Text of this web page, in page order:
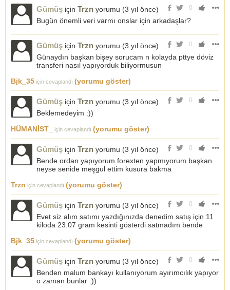
0
Gümüş için Trzn yorumu (3 yıl önce)
Bugün önemli veri varmı onslar için arkadaşlar?
0
Gümüş için Trzn yorumu (3 yıl önce)
Günaydın başkan bişey sorucam n kolayda pttye döviz
transferi nasıl yapıyorduk biliyormusun
Bjk_35 için cevaplandı (yorumu göster)
0
Gümüş için Trzn yorumu (3 yıl önce)
Beklemedeyim :))
HÜMANİST_
için cevaplandı (yorumu göster)
0
Gümüş için Trzn yorumu (3 yıl önce)
Bende ordan yapıyorum forexten yapmıyorum başkan
neyse senide meşgul ettim kusura bakma
Trzn için cevaplandı (yorumu göster)
0
Gümüş için Trzn yorumu (3 yıl önce)
Evet siz alım satımı yazdığınızda denedim satış için 11
kiloda 23.07 gram kesinti gösterdi satmadım bende
Bjk_35 için cevaplandı (yorumu göster)
0
Gümüş için Trzn yorumu (3 yıl önce)
Benden malum bankayı kullanıyorum ayırımcılık yapıyor
o zaman bunlar :))